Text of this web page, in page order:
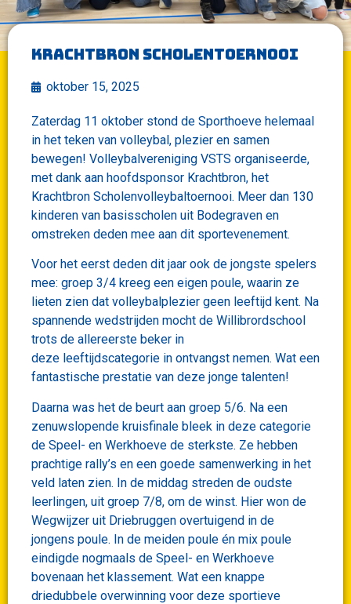
Krachtbron scholentoernooi
oktober 15, 2025
Zaterdag 11 oktober stond de Sporthoeve helemaal
in het teken van volleybal, plezier en samen
bewegen! Volleybalvereniging VSTS organiseerde,
met dank aan hoofdsponsor Krachtbron, het
Krachtbron Scholenvolleybaltoernooi. Meer dan 130
kinderen van basisscholen uit Bodegraven en
omstreken deden mee aan dit sportevenement.
Voor het eerst deden dit jaar ook de jongste spelers
mee: groep 3/4 kreeg een eigen poule, waarin ze
lieten zien dat volleybalplezier geen leeftijd kent. Na
spannende wedstrijden mocht de Willibrordschool
trots de allereerste beker in
deze leeftijdscategorie in ontvangst nemen. Wat een
fantastische prestatie van deze jonge talenten!
Daarna was het de beurt aan groep 5/6. Na een
zenuwslopende kruisfinale bleek in deze categorie
de Speel- en Werkhoeve de sterkste. Ze hebben
prachtige rally’s en een goede samenwerking in het
veld laten zien. In de middag streden de oudste
leerlingen, uit groep 7/8, om de winst. Hier won de
Wegwijzer uit Driebruggen overtuigend in de
jongens poule. In de meiden poule én mix poule
eindigde nogmaals de Speel- en Werkhoeve
bovenaan het klassement. Wat een knappe
driedubbele overwinning voor deze sportieve